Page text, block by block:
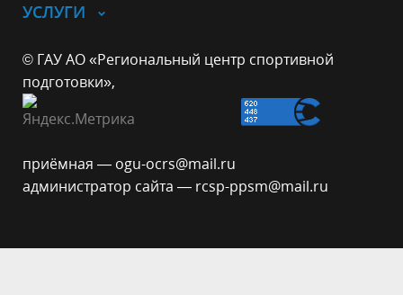
УСЛУГИ
© ГАУ АО «Региональный центр спортивной
подготовки»,
приёмная — ogu-ocrs@mail.ru
администратор сайта — rcsp-ppsm@mail.ru